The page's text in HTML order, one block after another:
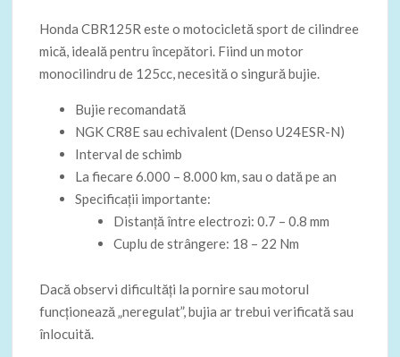
Honda CBR125R este o motocicletă sport de cilindree
mică, ideală pentru începători. Fiind un motor
monocilindru de 125cc, necesită o singură bujie.
Bujie recomandată
NGK CR8E sau echivalent (Denso U24ESR-N)
Interval de schimb
La fiecare 6.000 – 8.000 km, sau o dată pe an
Specificații importante:
Distanță între electrozi: 0.7 – 0.8 mm
Cuplu de strângere: 18 – 22 Nm
Dacă observi dificultăți la pornire sau motorul
funcționează „neregulat”, bujia ar trebui verificată sau
înlocuită.